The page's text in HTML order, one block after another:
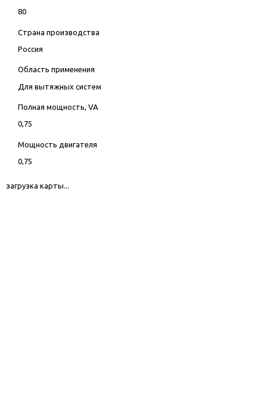
80
Страна производства
Россия
Область применения
Для вытяжных систем
Полная мощность, VA
0,75
Мощность двигателя
0,75
загрузка карты...